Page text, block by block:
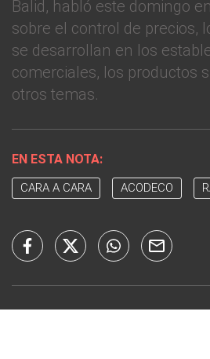
Balid, habló este domingo
sobre el control de precios,
se desarrollan en los
comerciales, los productos
otros temas.
EN ESTA NOTA:
CARA A CARA ACODECO